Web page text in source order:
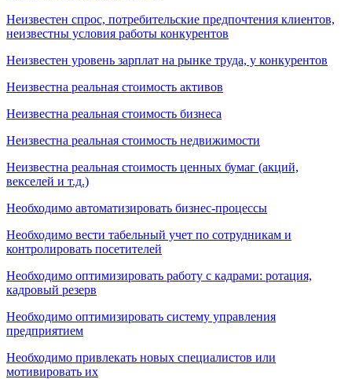
Неизвестен спрос, потребительские предпочтения клиентов,
неизвестны условия работы конкурентов
Неизвестен уровень зарплат на рынке труда, у конкурентов
Неизвестна реальная стоимость активов
Неизвестна реальная стоимость бизнеса
Неизвестна реальная стоимость недвижимости
Неизвестна реальная стоимость ценных бумаг (акций,
векселей и т.д.)
Необходимо автоматизировать бизнес-процессы
Необходимо вести табельный учет по сотрудникам и
контролировать посетителей
Необходимо оптимизировать работу с кадрами: ротация,
кадровый резерв
Необходимо оптимизировать систему управления
предприятием
Необходимо привлекать новых специалистов или
мотивировать их